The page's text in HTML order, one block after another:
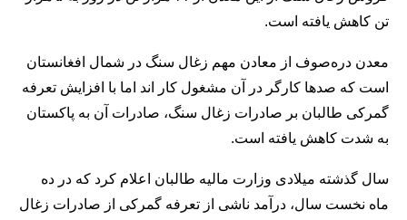
تن کاهش یافته است.
معدن دره‌صوف از معادن مهم زغال سنگ در شمال افغانستان
است که صدها کارگر در آن مشغول کار اند اما با افزایش تعرفه
گمرکی طالبان بر صادرات زغال سنگ، صادرات آن به پاکستان
به شدت کاهش یافته است.
سال گذشته میلادی وزارت مالیه طالبان اعلام کرد که در ده
ماه نخست سال، درآمد ناشی از تعرفه گمرکی از صادرات زغال